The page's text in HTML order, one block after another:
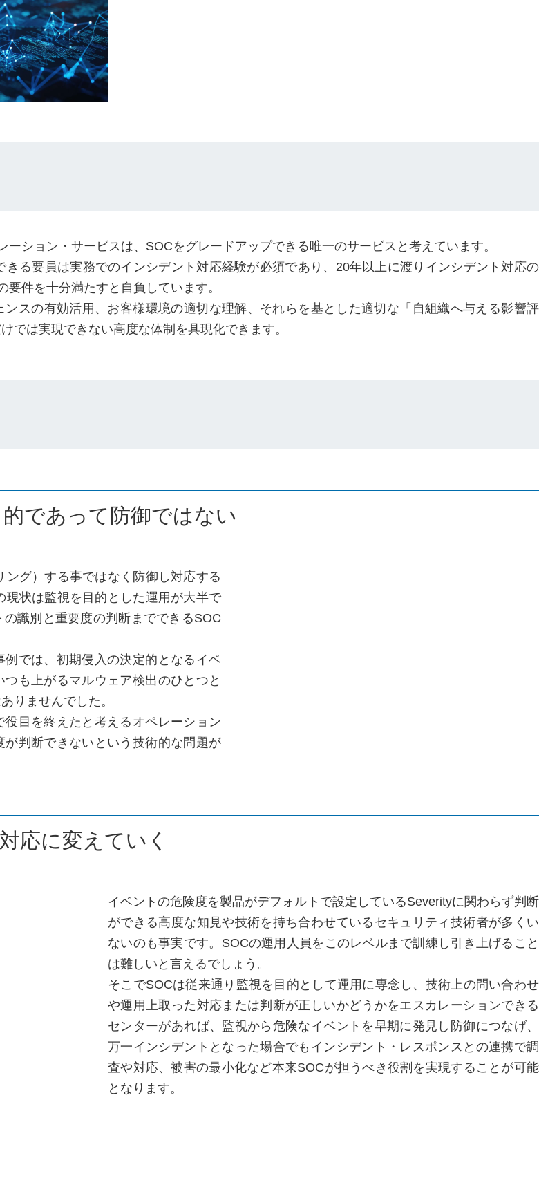
ション・サービスは、SOCをグレードアップできる唯一のサービスと考えています。
る要員は実務でのインシデント対応経験が必須であり、20年以上に渡りインシデント対応の
件を十分満たすと自負しています。
スの有効活用、お客様環境の適切な理解、それらを基とした適切な「自組織へ与える影響評
では実現できない高度な体制を具現化できます。
であって防御ではない
グ）する事ではなく防御し対応する
状は監視を目的とした運用が大半で
識別と重要度の判断までできるSOC
では、初期侵入の決定的となるイベ
も上がるマルウェア検出のひとつと
りませんでした。
目を終えたと考えるオペレーション
判断できないという技術的な問題が
応に変えていく
イベントの危険度を製品がデフォルトで設定しているSeverityに関わらず判断
ができる高度な知見や技術を持ち合わせているセキュリティ技術者が多くい
ないのも事実です。SOCの運用人員をこのレベルまで訓練し引き上げること
は難しいと言えるでしょう。
そこでSOCは従来通り監視を目的として運用に専念し、技術上の問い合わせ
や運用上取った対応または判断が正しいかどうかをエスカレーションできる
センターがあれば、監視から危険なイベントを早期に発見し防御につなげ、
万一インシデントとなった場合でもインシデント・レスポンスとの連携で調
査や対応、被害の最小化など本来SOCが担うべき役割を実現することが可能
となります。